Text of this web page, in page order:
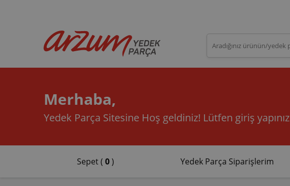
Merhaba,
Yedek Parça Sitesine Hoş geldiniz! Lütfen giriş yapınız
Sepet ( 0) Yedek Parça Siparişlerim